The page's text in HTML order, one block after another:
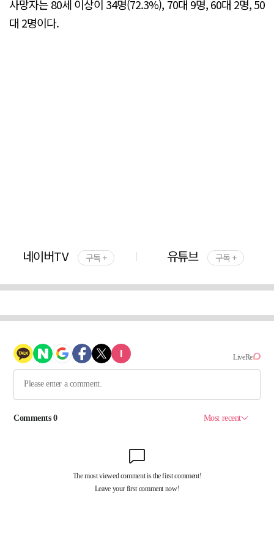
사망자는 80세 이상이 34명(72.3%), 70대 9명, 60대 2명, 50
대 2명이다.
네이버TV 구독 + 유튜브 구독 +